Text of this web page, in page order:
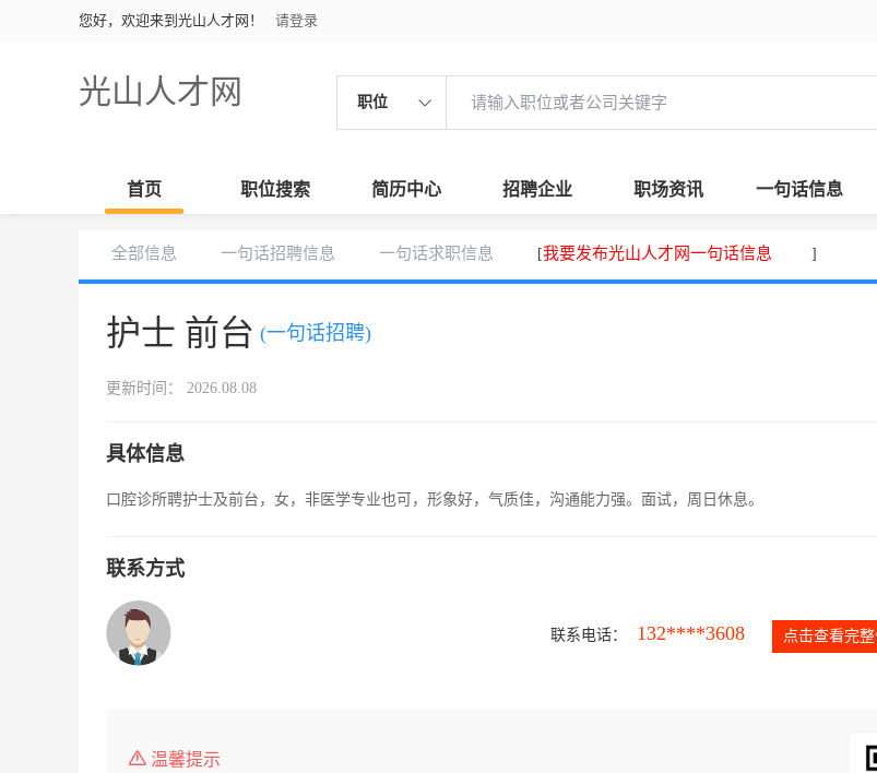
您好，欢迎来到光山人才网！ 请登录
光山人才网 职位
首页 职位搜索 简历中心 招聘企业 职场资讯 一句话信息
全部信息 一句话招聘信息 一句话求职信息 [我要发布光山人才网一句话信息 ]
护士 前台 (一句话招聘)
更新时间： 2026.08.08
具体信息
口腔诊所聘护士及前台，女，非医学专业也可，形象好，气质佳，沟通能力强。面试，周日休息。
联系方式
联系电话： 132****3608 点击查看完
温馨提示